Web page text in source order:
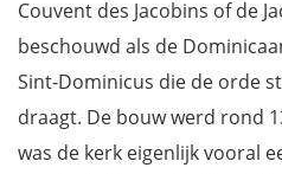
Couvent des Jacobins of de
beschouwd als de
Sint-Dominicus die de orde
draagt. De bouw werd rond
was de kerk eigenlijk vooral